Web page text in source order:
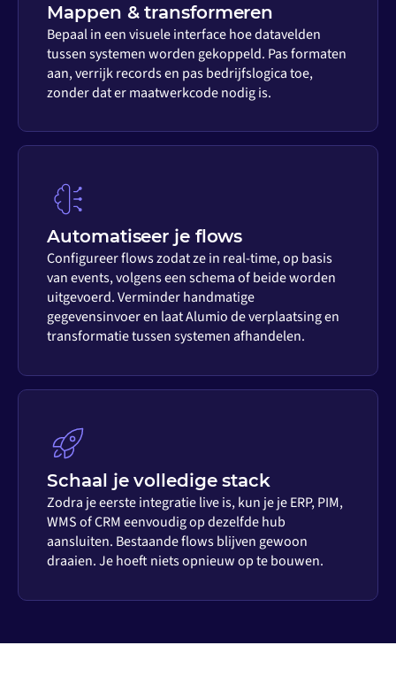
Mappen & transformeren
Bepaal in een visuele interface hoe datavelden
tussen systemen worden gekoppeld. Pas formaten
aan, verrijk records en pas bedrijfslogica toe,
zonder dat er maatwerkcode nodig is.
Automatiseer je flows
Configureer flows zodat ze in real-time, op basis
van events, volgens een schema of beide worden
uitgevoerd. Verminder handmatige
gegevensinvoer en laat Alumio de verplaatsing en
transformatie tussen systemen afhandelen.
Schaal je volledige stack
Zodra je eerste integratie live is, kun je je ERP, PIM,
WMS of CRM eenvoudig op dezelfde hub
aansluiten. Bestaande flows blijven gewoon
draaien. Je hoeft niets opnieuw op te bouwen.